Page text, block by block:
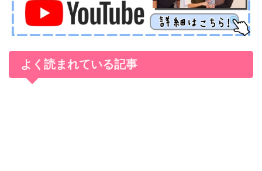
よく読まれている記事